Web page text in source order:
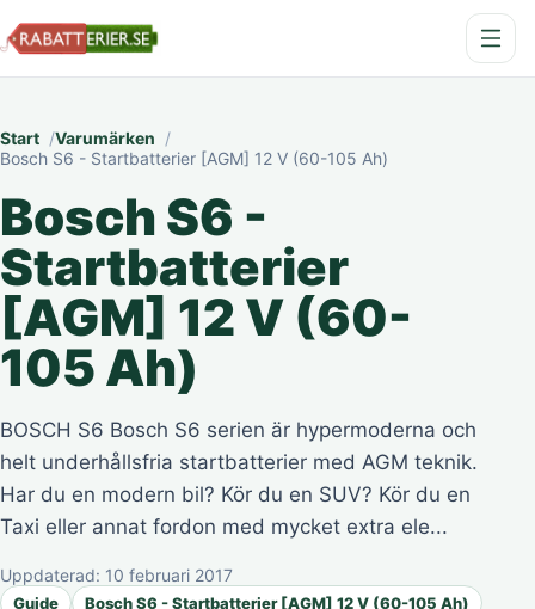
Start
Varumärken
Bosch S6 - Startbatterier [AGM] 12 V (60-105 Ah)
Bosch S6 -
Startbatterier
[AGM] 12 V (60-
105 Ah)
BOSCH S6 Bosch S6 serien är hypermoderna och
helt underhållsfria startbatterier med AGM teknik.
Har du en modern bil? Kör du en SUV? Kör du en
Taxi eller annat fordon med mycket extra ele...
Uppdaterad: 10 februari 2017
Guide
Bosch S6 - Startbatterier [AGM] 12 V (60-105 Ah)